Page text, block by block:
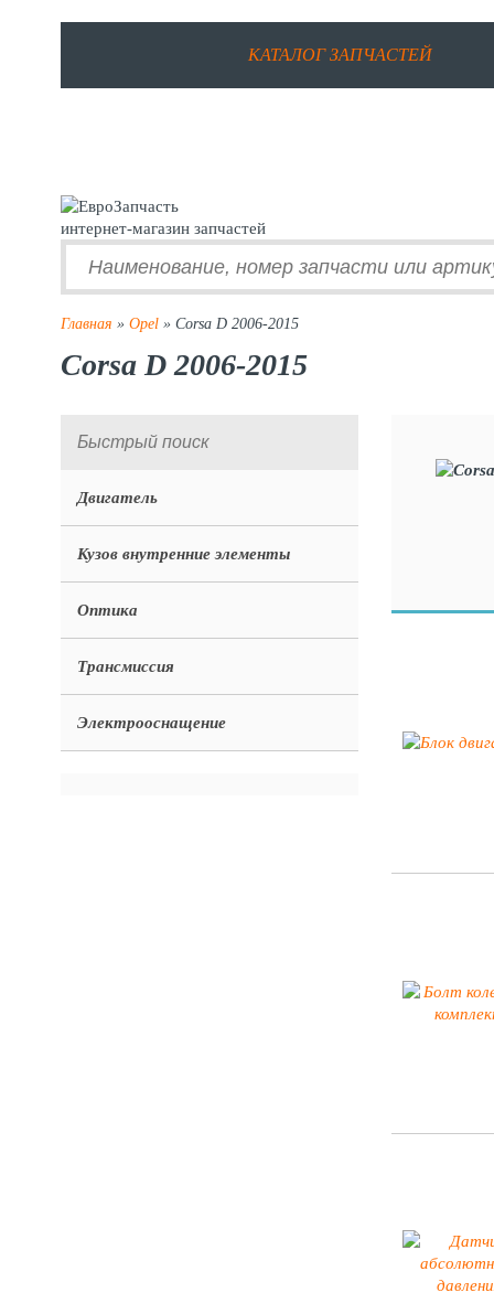
КАТАЛОГ ЗАПЧАСТЕЙ
интернет-магазин запчастей
Главная » Opel » Corsa D 2006-2015
Corsa D 2006-2015
Двигатель
Кузов внутренние элементы
Оптика
Трансмиссия
Электрооснащение